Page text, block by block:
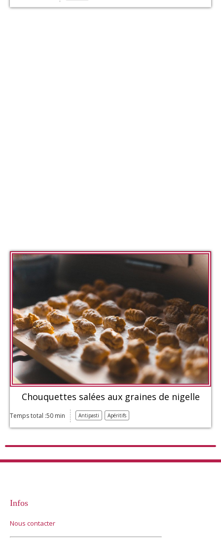
Chouquettes salées aux graines de nigelle
Temps total :50 min Antipasti Apéritifs
Infos
Nous contacter